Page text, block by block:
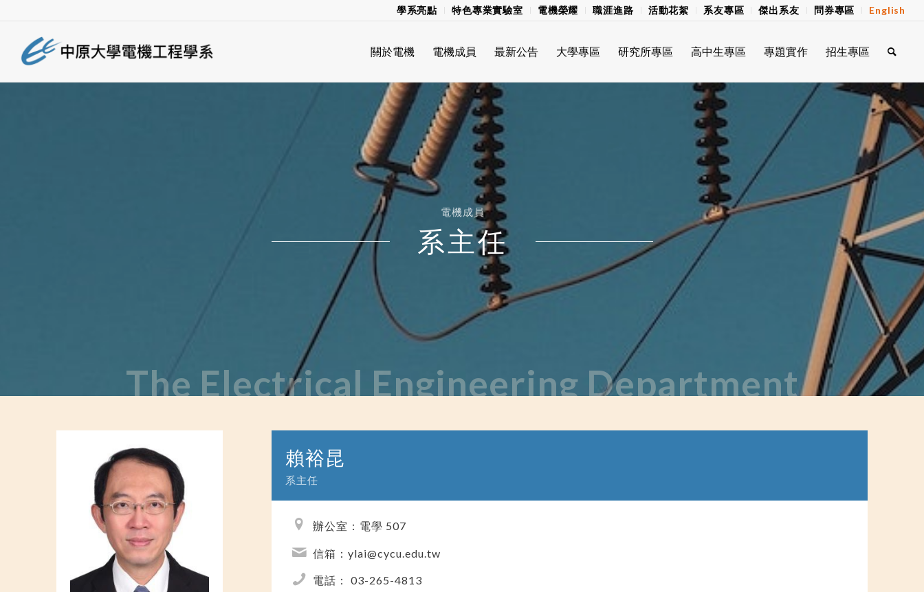
學系亮點 特色專業實驗室 電機榮耀 職涯進路 活動花絮 系友專區 傑出系友 問券專區 English
關於電機 電機成員 最新公告 大學專區 研究所專區 高中生專區 專題實作 招生專區
電機成員
系主任
The Electrical Engineering Department
賴裕昆
系主任
辦公室：電學 507
信箱：ylai@cycu.edu.tw
電話： 03-265-4813